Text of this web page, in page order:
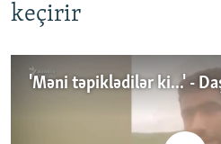
keçirir